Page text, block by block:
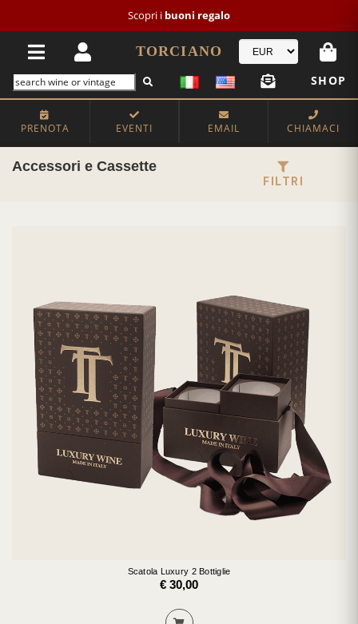
Scopri i buoni regalo
TORCIANO
SHOP
PRENOTA EVENTI EMAIL CHIAMACI
Accessori e Cassette
FILTRI
Scatola Luxury 2 Bottiglie
€ 30,00